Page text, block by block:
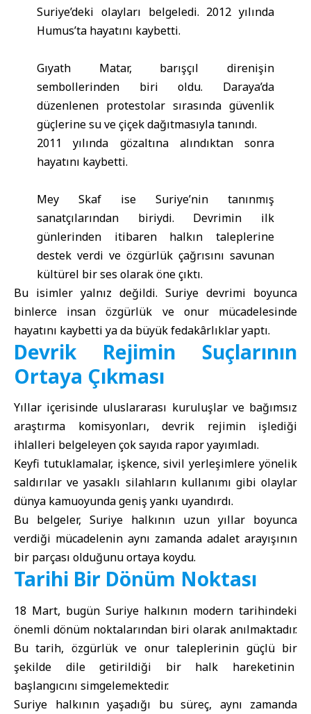
Suriye’deki olayları belgeledi. 2012 yılında
Humus’ta hayatını kaybetti.
Gıyath Matar, barışçıl direnişin
sembollerinden biri oldu. Daraya’da
düzenlenen protestolar sırasında güvenlik
güçlerine su ve çiçek dağıtmasıyla tanındı.
2011 yılında gözaltına alındıktan sonra
hayatını kaybetti.
Mey Skaf ise Suriye’nin tanınmış
sanatçılarından biriydi. Devrimin ilk
günlerinden itibaren halkın taleplerine
destek verdi ve özgürlük çağrısını savunan
kültürel bir ses olarak öne çıktı.
Bu isimler yalnız değildi. Suriye devrimi boyunca
binlerce insan özgürlük ve onur mücadelesinde
hayatını kaybetti ya da büyük fedakârlıklar yaptı.
Devrik Rejimin Suçlarının
Ortaya Çıkması
Yıllar içerisinde uluslararası kuruluşlar ve bağımsız
araştırma komisyonları, devrik rejimin işlediği
ihlalleri belgeleyen çok sayıda rapor yayımladı.
Keyfi tutuklamalar, işkence, sivil yerleşimlere yönelik
saldırılar ve yasaklı silahların kullanımı gibi olaylar
dünya kamuoyunda geniş yankı uyandırdı.
Bu belgeler, Suriye halkının uzun yıllar boyunca
verdiği mücadelenin aynı zamanda adalet arayışının
bir parçası olduğunu ortaya koydu.
Tarihi Bir Dönüm Noktası
18 Mart, bugün Suriye halkının modern tarihindeki
önemli dönüm noktalarından biri olarak anılmaktadır.
Bu tarih, özgürlük ve onur taleplerinin güçlü bir
şekilde dile getirildiği bir halk hareketinin
başlangıcını simgelemektedir.
Suriye halkının yaşadığı bu süreç, aynı zamanda